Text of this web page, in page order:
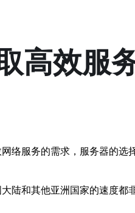
高效服
络服务的需求，服务器的选
陆和其他亚洲国家的速度都